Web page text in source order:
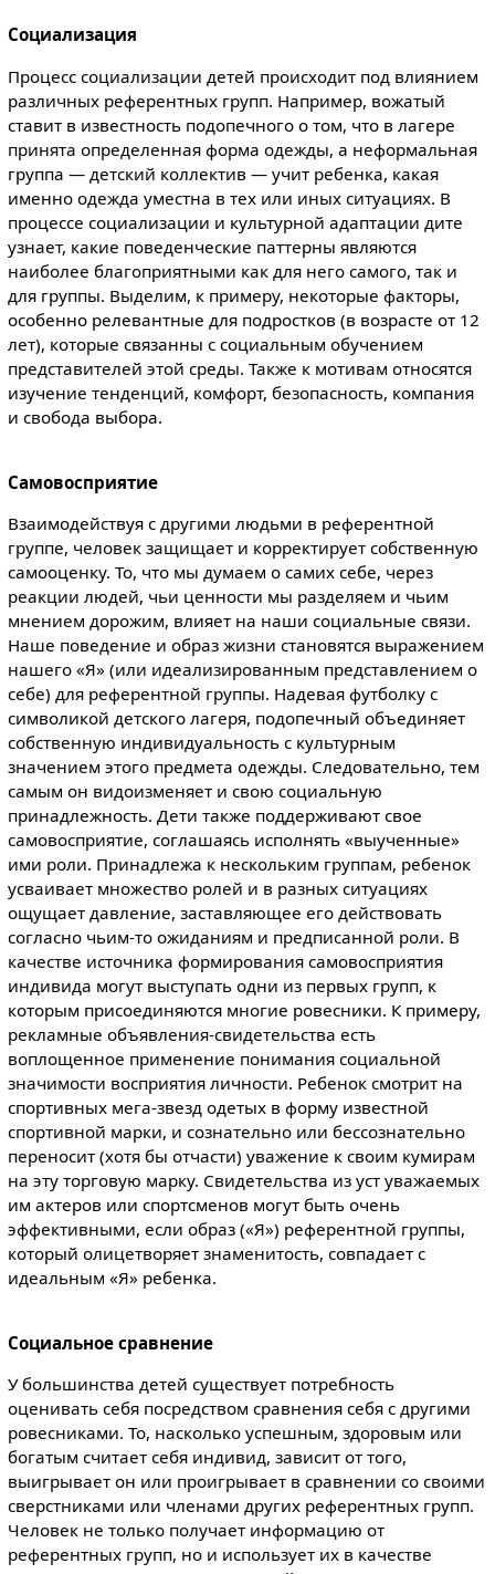
Социализация
Процесс социализации детей происходит под влиянием
различных референтных групп. Например, вожатый
ставит в известность подопечного о том, что в лагере
принята определенная форма одежды, а неформальная
группа — детский коллектив — учит ребенка, какая
именно одежда уместна в тех или иных ситуациях. В
процессе социализации и культурной адаптации дите
узнает, какие поведенческие паттерны являются
наиболее благоприятными как для него самого, так и
для группы. Выделим, к примеру, некоторые факторы,
особенно релевантные для подростков (в возрасте от 12
лет), которые связанны с социальным обучением
представителей этой среды. Также к мотивам относятся
изучение тенденций, комфорт, безопасность, компания
и свобода выбора.
Самовосприятие
Взаимодействуя с другими людьми в референтной
группе, человек защищает и корректирует собственную
самооценку. То, что мы думаем о самих себе, через
реакции людей, чьи ценности мы разделяем и чьим
мнением дорожим, влияет на наши социальные связи.
Наше поведение и образ жизни становятся выражением
нашего «Я» (или идеализированным представлением о
себе) для референтной группы. Надевая футболку с
символикой детского лагеря, подопечный объединяет
собственную индивидуальность с культурным
значением этого предмета одежды. Следовательно, тем
самым он видоизменяет и свою социальную
принадлежность. Дети также поддерживают свое
самовосприятие, соглашаясь исполнять «выученные»
ими роли. Принадлежа к нескольким группам, ребенок
усваивает множество ролей и в разных ситуациях
ощущает давление, заставляющее его действовать
согласно чьим-то ожиданиям и предписанной роли. В
качестве источника формирования самовосприятия
индивида могут выступать одни из первых групп, к
которым присоединяются многие ровесники. К примеру,
рекламные объявления-свидетельства есть
воплощенное применение понимания социальной
значимости восприятия личности. Ребенок смотрит на
спортивных мега-звезд одетых в форму известной
спортивной марки, и сознательно или бессознательно
переносит (хотя бы отчасти) уважение к своим кумирам
на эту торговую марку. Свидетельства из уст уважаемых
им актеров или спортсменов могут быть очень
эффективными, если образ («Я») референтной группы,
который олицетворяет знаменитость, совпадает с
идеальным «Я» ребенка.
Социальное сравнение
У большинства детей существует потребность
оценивать себя посредством сравнения себя с другими
ровесниками. То, насколько успешным, здоровым или
богатым считает себя индивид, зависит от того,
выигрывает он или проигрывает в сравнении со своими
сверстниками или членами других референтных групп.
Человек не только получает информацию от
референтных групп, но и использует их в качестве